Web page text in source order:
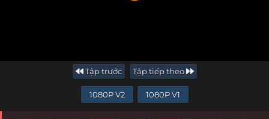
Tập trước Tập tiếp theo
1080P V2 1080P V1